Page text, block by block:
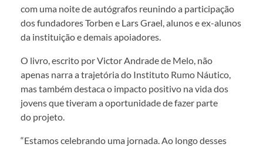
com uma noite de autógrafos reunindo a participação
dos fundadores Torben e Lars Grael, alunos e ex-alunos
da instituição e demais apoiadores.
O livro, escrito por Victor Andrade de Melo, não
apenas narra a trajetória do Instituto Rumo Náutico,
mas também destaca o impacto positivo na vida dos
jovens que tiveram a oportunidade de fazer parte
do projeto.
“Estamos celebrando uma jornada. Ao longo desses